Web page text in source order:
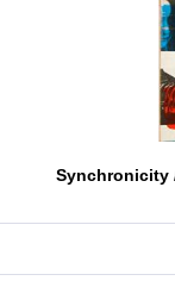
Synchronicity